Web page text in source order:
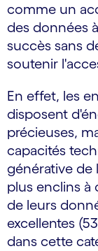
comme un
des données
succès sans
soutenir
En effet, les
disposent
précieuses,
capacités
générative de
plus enclins à
de leurs
excellentes
dans cette